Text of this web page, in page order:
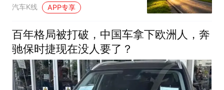
汽车K线 APP专享
百年格局被打破，中国车拿下欧洲人，奔
驰保时捷现在没人要了？